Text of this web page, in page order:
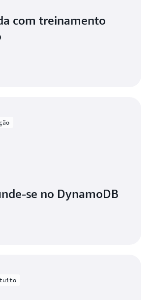
com treinamento
se no DynamoDB